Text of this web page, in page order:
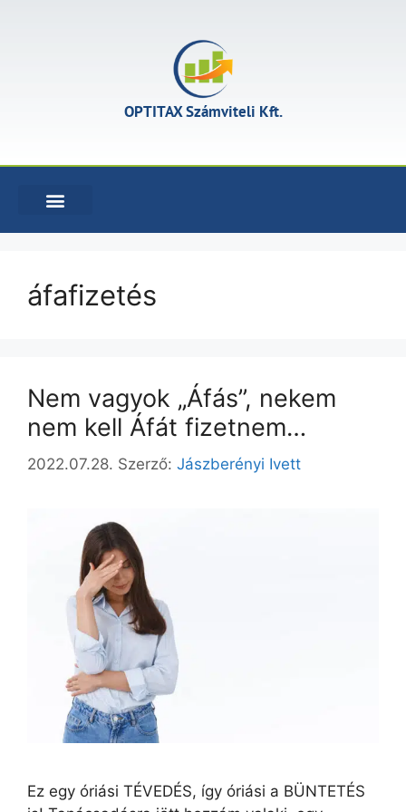
OPTITAX Számviteli Kft.
áfafizetés
Nem vagyok „Áfás”, nekem
nem kell Áfát fizetnem…
2022.07.28. Szerző: Jászberényi Ivett
Ez egy óriási TÉVEDÉS, így óriási a BÜNTETÉS